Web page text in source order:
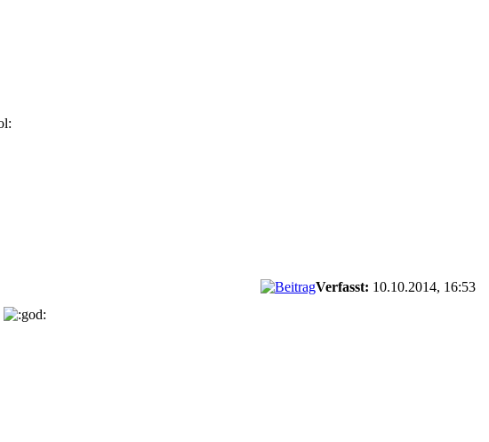
Verfasst: 10.10.2014, 16:53